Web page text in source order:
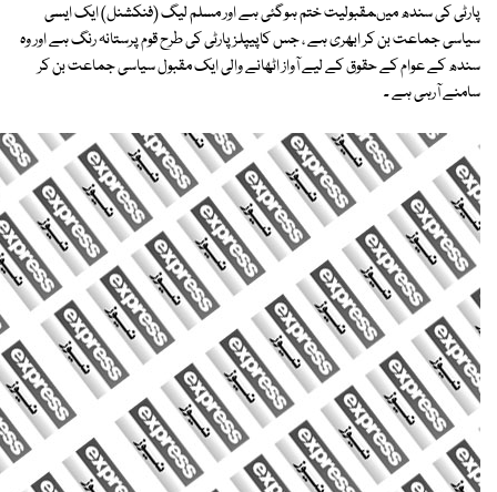
پارٹی کی سندھ میںمقبولیت ختم ہوگئی ہے اور مسلم لیگ (فنکشنل) ایک ایسی
سیاسی جماعت بن کر ابھری ہے ، جس کاپیپلز پارٹی کی طرح قوم پرستانہ رنگ ہے اور وہ
سندھ کے عوام کے حقوق کے لیے آواز اٹھانے والی ایک مقبول سیاسی جماعت بن کر
سامنے آرہی ہے ۔